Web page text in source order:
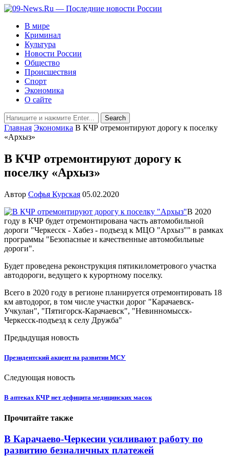
В мире
Криминал
Культура
Новости России
Общество
Происшествия
Спорт
Экономика
О сайте
Главная Экономика В КЧР отремонтируют дорогу к поселку
«Архыз»
В КЧР отремонтируют дорогу к
поселку «Архыз»
Автор Софья Курская 05.02.2020
В 2020
году в КЧР будет отремонтирована часть автомобильной
дороги "Черкесск - Хабез - подъезд к МЦО "Архыз"" в рамках
программы "Безопасные и качественные автомобильные
дороги".
Будет проведена реконструкция пятикилометрового участка
автодороги, ведущего к курортному поселку.
Всего в 2020 году в регионе планируется отремонтировать 18
км автодорог, в том числе участки дорог "Карачаевск-
Учкулан", "Пятигорск-Карачаевск", "Невинномысск-
Черкесск-подъезд к селу Дружба"
Предыдущая новость
Президентский акцент на развитии МСУ
Следующая новость
В аптеках КЧР нет дефицита медицинских масок
Прочитайте также
В Карачаево-Черкесии усиливают работу по
развитию безналичных платежей